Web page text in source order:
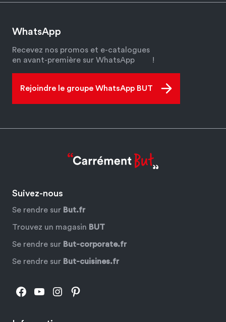
WhatsApp
Recevez nos promos et e-catalogues
en avant-première sur WhatsApp
!
Rejoindre le groupe WhatsApp BUT
Suivez-nous
Se rendre sur But.fr
Trouvez un magasin BUT
Se rendre sur But-corporate.fr
Se rendre sur But-cuisines.fr
Facebook
YouTube
Instagram
Pinterest